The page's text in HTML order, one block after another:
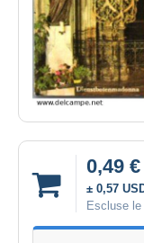
0,49 €
± 0,57
Escluse